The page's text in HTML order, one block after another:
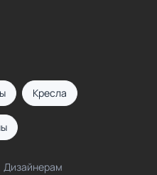
Кресла
Дизайнерам